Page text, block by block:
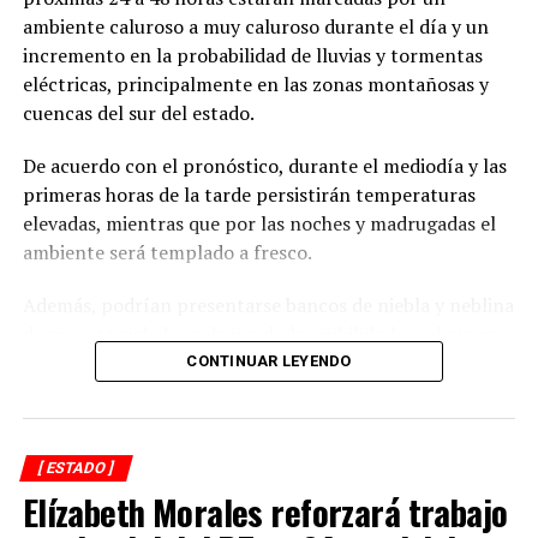
número de contagios oficiales puede ser
significativamente mayor que la de fallecimientos
oficiales por esta enfermedad.
Lo anterior puede traducirse en una tasa de letalidad
oficial por Covid-19 mayor a la real.
RELATED TOPICS:
DESPUÉS
Personal de salud exige vacunación pareja
ambiente caluroso a muy caluroso durante el día y un
incremento en la probabilidad de lluvias y tormentas
eléctricas, principalmente en las zonas montañosas y
cuencas del sur del estado.
De acuerdo con el pronóstico, durante el mediodía y las
primeras horas de la tarde persistirán temperaturas
elevadas, mientras que por las noches y madrugadas el
ambiente será templado a fresco.
Las precipitaciones estarán acompañadas de actividad
la población mantenerse atenta a las actualizaciones del
pronóstico y extremar precauciones en zonas
susceptibles a inundaciones, deslaves o
CONTINUAR LEYENDO
[ ESTADO ]
Elízabeth Morales reforzará trabajo